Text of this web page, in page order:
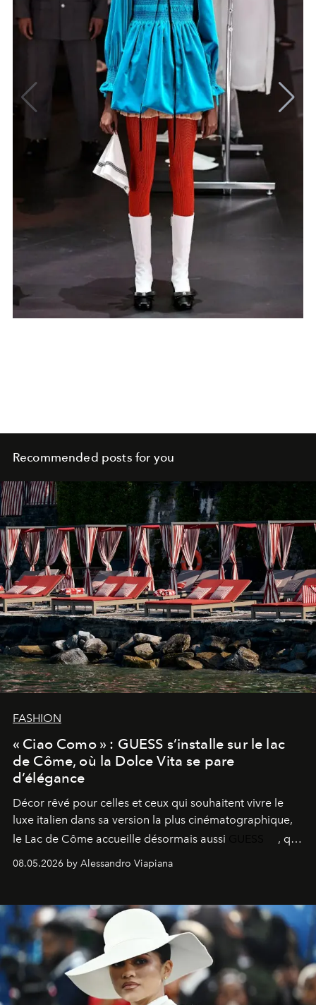
Recommended posts for you
FASHION
« Ciao Como » : GUESS s’installe sur le lac
de Côme, où la Dolce Vita se pare
d’élégance
Décor rêvé pour celles et ceux qui souhaitent vivre le
luxe italien dans sa version la plus cinématographique,
le Lac de Côme accueille désormais aussi
, qui
fragrances. L’une des opérations de style les plus
08.05.2026 by Alessandro Viapiana